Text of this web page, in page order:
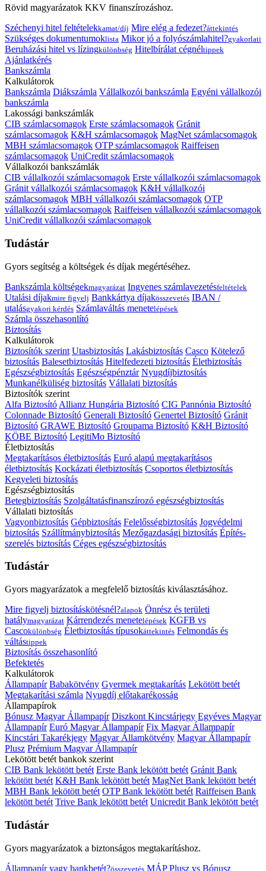
Rövid magyarázatok KKV finanszírozáshoz.
Széchenyi hitel feltételekkamat/díj Mire elég a fedezet?áttekintés
Szükséges dokumentumoklista Mikor jó a folyószámlahitel?gyakorlati
Beruházási hitel vs lízingkülönbség Hitelbírálat cégnéltippek
Ajánlatkérés
Bankszámla
Kalkulátorok
Bankszámla Diákszámla Vállalkozói bankszámla Egyéni vállalkozói
bankszámla
Lakossági bankszámlák
CIB számlacsomagok Erste számlacsomagok Gránit
számlacsomagok K&H számlacsomagok MagNet számlacsomagok
MBH számlacsomagok OTP számlacsomagok Raiffeisen
számlacsomagok UniCredit számlacsomagok
Vállalkozói bankszámlák
CIB vállalkozói számlacsomagok Erste vállalkozói számlacsomagok
Gránit vállalkozói számlacsomagok K&H vállalkozói
számlacsomagok MBH vállalkozói számlacsomagok OTP
vállalkozói számlacsomagok Raiffeisen vállalkozói számlacsomagok
UniCredit vállalkozói számlacsomagok
Tudástár
Gyors segítség a költségek és díjak megértéséhez.
Bankszámla költségekmagyarázat Ingyenes számlavezetésfeltételek
Utalási díjakmire figyelj Bankkártya díjakösszevetés IBAN /
utalásgyakori kérdés Számlaváltás menetelépések
Számla összehasonlító
Biztosítás
Kalkulátorok
Biztosítók szerint Utasbiztosítás Lakásbiztosítás Casco Kötelező
biztosítás Balesetbiztosítás Hitelfedezeti biztosítás Életbiztosítás
Egészségbiztosítás Egészségpénztár Nyugdíjbiztosítás
Munkanélküliség biztosítás Vállalati biztosítás
Biztosítók szerint
Alfa Biztosító Allianz Hungária Biztosító CIG Pannónia Biztosító
Colonnade Biztosító Generali Biztosító Genertel Biztosító Gránit
Biztosító GRAWE Biztosító Groupama Biztosító K&H Biztosító
KÖBE Biztosító LegitiMo Biztosító
Életbiztosítás
Megtakarításos életbiztosítás Euró alapú megtakarításos
életbiztosítás Kockázati életbiztosítás Csoportos életbiztosítás
Kegyeleti biztosítás
Egészségbiztosítás
Betegbiztosítás Szolgáltatásfinanszírozó egészségbiztosítás
Vállalati biztosítás
Vagyonbiztosítás Gépbiztosítás Felelősségbiztosítás Jogvédelmi
biztosítás Szállítmánybiztosítás Mezőgazdasági biztosítás Építés-
szerelés biztosítás Céges egészségbiztosítás
Tudástár
Gyors magyarázatok a megfelelő biztosítás kiválasztásához.
Mire figyelj biztosításkötésnél?alapok Önrész és területi
hatálymagyarázat Kárrendezés menetelépések KGFB vs
Cascokülönbség Életbiztosítás típusokáttekintés Felmondás és
váltástippek
Biztosítás összehasonlító
Befektetés
Kalkulátorok
Állampapír Babakötvény Gyermek megtakarítás Lekötött betét
Megtakarítási számla Nyugdíj előtakarékosság
Állampapírok
Bónusz Magyar Állampapír Diszkont Kincstárjegy Egyéves Magyar
Állampapír Euró Magyar Állampapír Fix Magyar Állampapír
Kincstári Takarékjegy Magyar Államkötvény Magyar Állampapír
Plusz Prémium Magyar Állampapír
Lekötött betét bankok szerint
CIB Bank lekötött betét Erste Bank lekötött betét Gránit Bank
lekötött betét K&H Bank lekötött betét MagNet Bank lekötött betét
MBH Bank lekötött betét OTP Bank lekötött betét Raiffeisen Bank
lekötött betét Trive Bank lekötött betét Unicredit Bank lekötött betét
Tudástár
Gyors magyarázatok a biztonságos megtakarításhoz.
Állampapír vagy bankbetét?összevetés MÁP Plusz vs Bónusz